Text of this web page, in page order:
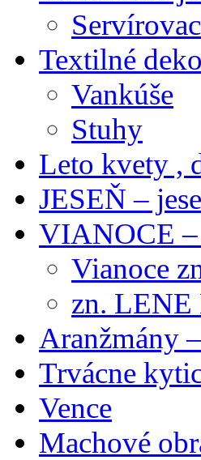
Textilné
Vankúše
Stuhy
Leto kvety ,
JESEŇ –
VIANOCE
Vianoce
zn. LENE
Aranžmány
Trvácne
Vence
Machové